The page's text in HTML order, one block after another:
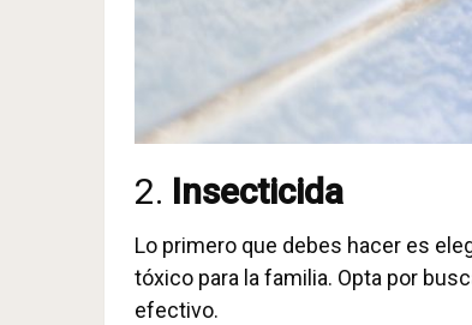
2. Insecticida
Lo primero que debes hacer es
tóxico para la familia. Opta por
efectivo.